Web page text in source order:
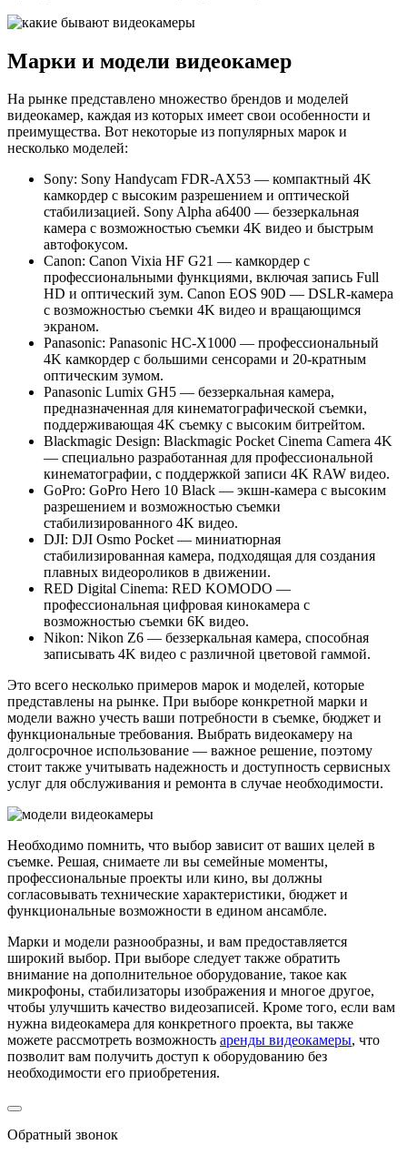
Марки и модели видеокамер
На рынке представлено множество брендов и моделей
видеокамер, каждая из которых имеет свои особенности и
преимущества. Вот некоторые из популярных марок и
несколько моделей:
Sony: Sony Handycam FDR-AX53 — компактный 4K
камкордер с высоким разрешением и оптической
стабилизацией. Sony Alpha a6400 — беззеркальная
камера с возможностью съемки 4K видео и быстрым
автофокусом.
Canon: Canon Vixia HF G21 — камкордер с
профессиональными функциями, включая запись Full
HD и оптический зум. Canon EOS 90D — DSLR-камера
с возможностью съемки 4K видео и вращающимся
экраном.
Panasonic: Panasonic HC-X1000 — профессиональный
4K камкордер с большими сенсорами и 20-кратным
оптическим зумом.
Panasonic Lumix GH5 — беззеркальная камера,
предназначенная для кинематографической съемки,
поддерживающая 4K съемку с высоким битрейтом.
Blackmagic Design: Blackmagic Pocket Cinema Camera 4K
— специально разработанная для профессиональной
кинематографии, с поддержкой записи 4K RAW видео.
GoPro: GoPro Hero 10 Black — экшн-камера с высоким
разрешением и возможностью съемки
стабилизированного 4K видео.
DJI: DJI Osmo Pocket — миниатюрная
стабилизированная камера, подходящая для создания
плавных видеороликов в движении.
RED Digital Cinema: RED KOMODO —
профессиональная цифровая кинокамера с
возможностью съемки 6K видео.
Nikon: Nikon Z6 — беззеркальная камера, способная
записывать 4K видео с различной цветовой гаммой.
Это всего несколько примеров марок и моделей, которые
представлены на рынке. При выборе конкретной марки и
модели важно учесть ваши потребности в съемке, бюджет и
функциональные требования. Выбрать видеокамеру на
долгосрочное использование — важное решение, поэтому
стоит также учитывать надежность и доступность сервисных
услуг для обслуживания и ремонта в случае необходимости.
Необходимо помнить, что выбор зависит от ваших целей в
съемке. Решая, снимаете ли вы семейные моменты,
профессиональные проекты или кино, вы должны
согласовывать технические характеристики, бюджет и
функциональные возможности в едином ансамбле.
Марки и модели разнообразны, и вам предоставляется
широкий выбор. При выборе следует также обратить
внимание на дополнительное оборудование, такое как
микрофоны, стабилизаторы изображения и многое другое,
чтобы улучшить качество видеозаписей. Кроме того, если вам
нужна видеокамера для конкретного проекта, вы также
можете рассмотреть возможность аренды видеокамеры, что
позволит вам получить доступ к оборудованию без
необходимости его приобретения.
Обратный звонок